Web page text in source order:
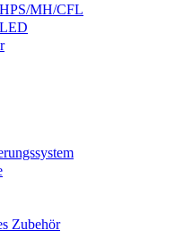
MH/CFL
Zubehör